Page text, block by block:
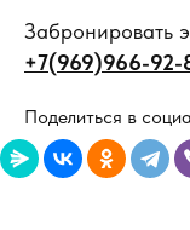
Забронировать
+7(969)966-92-
Поделиться в